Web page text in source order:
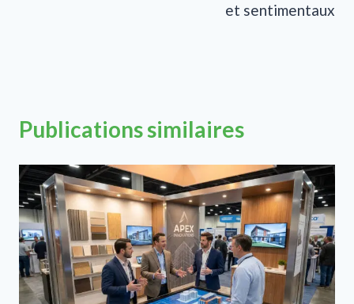
et sentimentaux
Publications similaires